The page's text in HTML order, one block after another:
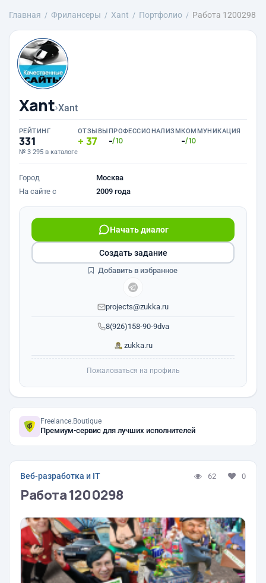
Главная Фрилансеры Xant Портфолио Работа 1200298
Xant›Xant
РЕЙТИНГ
331
№ 3 295 в каталоге
ОТЗЫВЫ
37
ПРОФЕССИОНАЛИЗМ
-/10
КОММУНИКАЦИЯ
-/10
Город
Москва
На сайте с
2009 года
8(926)158-90-9dva
Начать диалог
projects@zukka.ru
zukka.ru
Создать задание
Добавить в избранное
Пожаловаться на профиль
Freelance.Boutique
Премиум-сервис для лучших исполнителей
Веб-разработка и IT 62 0
Работа 1200298